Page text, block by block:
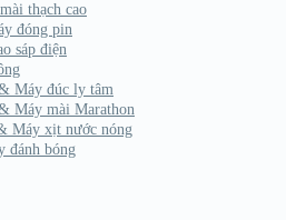
thạch cao
đóng pin
sáp điện
Máy đúc ly tâm
Máy mài Marathon
Máy xịt nước nóng
đánh bóng